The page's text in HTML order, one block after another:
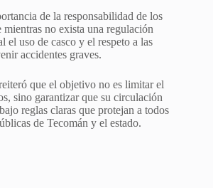
de la responsabilidad de los
mientras no exista una regulación
el uso de casco y el respeto a las
accidentes graves.
que el objetivo no es limitar el
sino garantizar que su circulación
reglas claras que protejan a todos
de Tecomán y el estado.